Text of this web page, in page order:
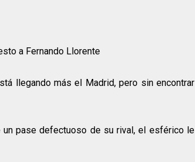
a Fernando Llorente
llegando más el Madrid, pero sin encontrar
pase defectuoso de su rival, el esférico le